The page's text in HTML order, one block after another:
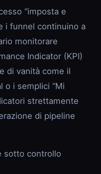
“imposta e
i funnel continuino a
monitorare
Indicator (KPI)
di vanità come il
o i semplici “Mi
strettamente
di pipeline
sotto controllo